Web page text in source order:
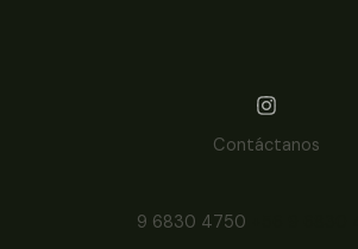
Contáctanos
9 6830 4750